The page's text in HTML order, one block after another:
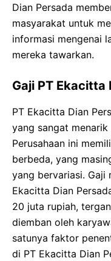
Dian Persada
masyarakat untuk
informasi mengenai
mereka tawarkan.
Gaji PT Ekacitta
PT Ekacitta Dian
yang sangat
Perusahaan ini
berbeda, yang
yang bervariasi. Gaji
Ekacitta Dian
20 juta rupiah,
diemban oleh
satunya faktor
di PT Ekacitta Dian